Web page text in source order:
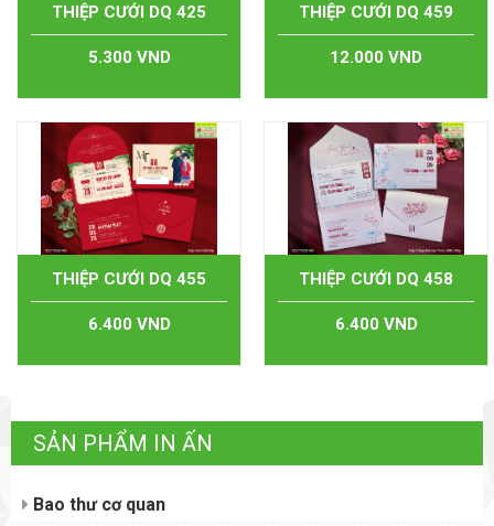
THIỆP CƯỚI DQ 425
5.300 VND
THIỆP CƯỚI DQ 459
12.000 VND
THIỆP CƯỚI DQ 455
6.400 VND
THIỆP CƯỚI DQ 458
6.400 VND
SẢN PHẨM IN ẤN
Bao thư cơ quan